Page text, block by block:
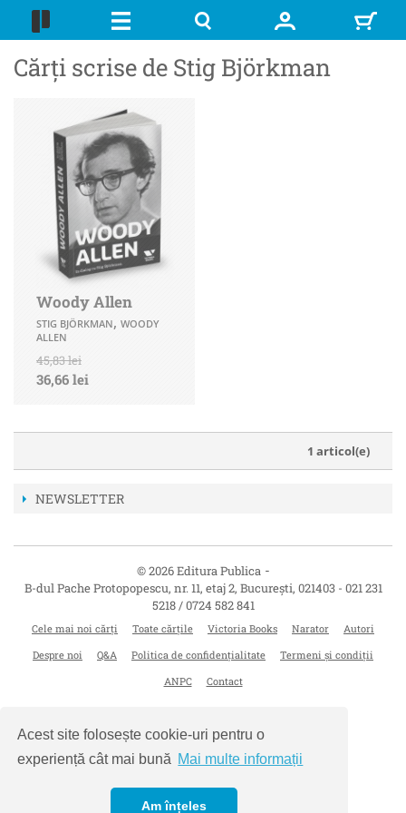
Acest site folosește cookie-uri pentru o
experiență cât mai bună Mai multe informații
Am înțeles
Cărți scrise de Stig Björkman
Woody Allen
STIG BJÖRKMAN, WOODY
ALLEN
45,83 lei
36,66 lei
1 articol(e)
NEWSLETTER
© 2026 Editura Publica -
B-dul Pache Protopopescu, nr. 11, etaj 2, București, 021403 - 021 231
5218 / 0724 582 841
Cele mai noi cărți Toate cărțile Victoria Books Narator
Autori
Despre noi
Q&A Politica de confidențialitate
Termeni și condiții
ANPC
Contact